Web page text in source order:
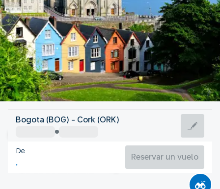
Irlanda
Irlanda
Bogota (BOG) - Cork (ORK)
De
Reservar un vuelo